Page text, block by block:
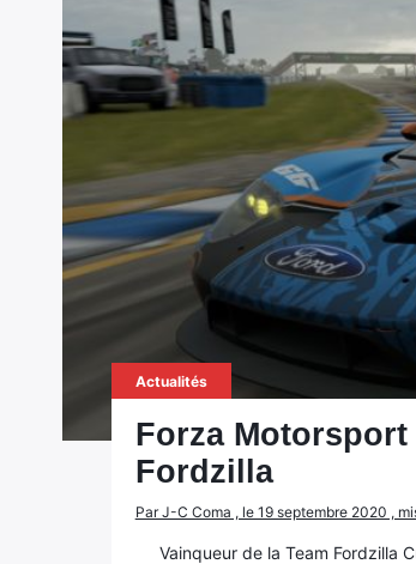
Actualités
Forza
Fordzilla
Par J-C Coma , le 19 septembre 2020 ,
Vainqueur de la Team Fordzilla